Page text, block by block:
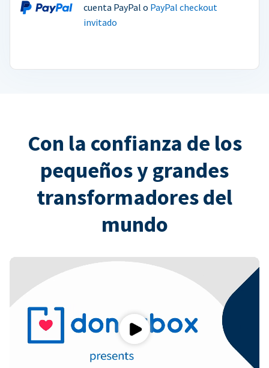
cuenta PayPal o PayPal checkout
invitado
Con la confianza de los
pequeños y grandes
transformadores del
mundo
Play